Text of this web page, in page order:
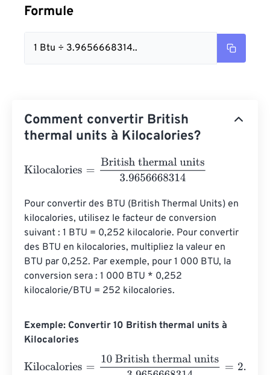
Formule
1 Btu ÷ 3.9656668314..
Comment convertir British
thermal units à Kilocalories?
Kilocalories British thermal units3.9656668314
Pour convertir des BTU (British Thermal Units) en
kilocalories, utilisez le facteur de conversion
suivant : 1 BTU = 0,252 kilocalorie. Pour convertir
des BTU en kilocalories, multipliez la valeur en
BTU par 0,252. Par exemple, pour 1 000 BTU, la
conversion sera : 1 000 BTU * 0,252
kilocalorie/BTU = 252 kilocalories.
Exemple: Convertir 10 British thermal units à
Kilocalories
Kilocalories
10 British thermal units3.9656668314